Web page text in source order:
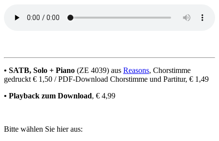
• SATB, Solo + Piano (ZE 4039) aus Reasons, Chorstimme
gedruckt € 1,50 / PDF-Download Chorstimme und Partitur, € 1,49
• Playback zum Download, € 4,99
Bitte wählen Sie hier aus: